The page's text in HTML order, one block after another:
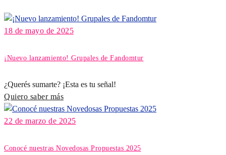
18 de mayo de 2025
¡Nuevo lanzamiento! Grupales de Fandomtur
¿Querés sumarte? ¡Esta es tu señal!
Quiero saber más
22 de marzo de 2025
Conocé nuestras Novedosas Propuestas 2025